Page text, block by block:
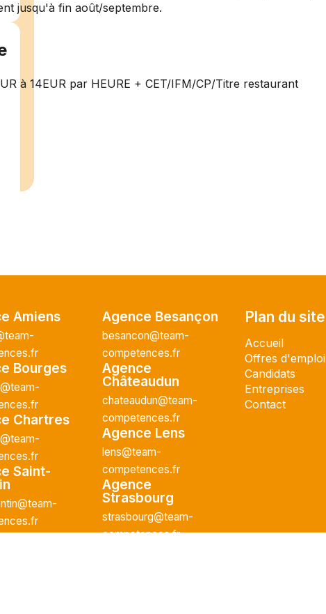
jusqu'à fin août/septembre.
à 14EUR par HEURE + CET/IFM/CP/Titre restaurant
Amiens
Bourges
Chartres
Saint-
Agence Besançon
besancon@team-
competences.fr
Agence
Châteaudun
chateaudun@team-
competences.fr
Agence Lens
lens@team-
competences.fr
Agence
Strasbourg
strasbourg@team-
competences.fr
Plan du site
Accueil
Offres d'emploi
Candidats
Entreprises
Contact